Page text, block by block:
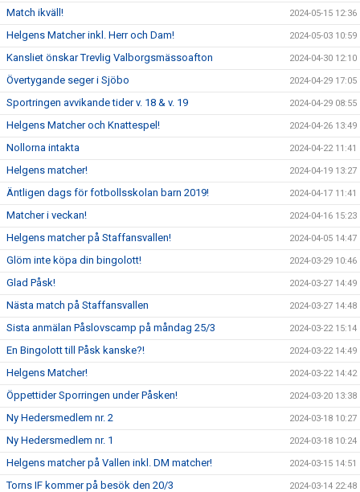
Match ikväll! 2024-05-15 12:36
Helgens Matcher inkl. Herr och Dam! 2024-05-03 10:59
Kansliet önskar Trevlig Valborgsmässoafton 2024-04-30 12:10
Övertygande seger i Sjöbo 2024-04-29 17:05
Sportringen avvikande tider v. 18 & v. 19 2024-04-29 08:55
Helgens Matcher och Knattespel! 2024-04-26 13:49
Nollorna intakta 2024-04-22 11:41
Helgens matcher! 2024-04-19 13:27
Äntligen dags för fotbollsskolan barn 2019! 2024-04-17 11:41
Matcher i veckan! 2024-04-16 15:23
Helgens matcher på Staffansvallen! 2024-04-05 14:47
Glöm inte köpa din bingolott! 2024-03-29 10:46
Glad Påsk! 2024-03-27 14:49
Nästa match på Staffansvallen 2024-03-27 14:48
Sista anmälan Påslovscamp på måndag 25/3 2024-03-22 15:14
En Bingolott till Påsk kanske?! 2024-03-22 14:49
Helgens Matcher! 2024-03-22 14:42
Öppettider Sporringen under Påsken! 2024-03-20 13:38
Ny Hedersmedlem nr. 2 2024-03-18 10:27
Ny Hedersmedlem nr. 1 2024-03-18 10:24
Helgens matcher på Vallen inkl. DM matcher! 2024-03-15 14:51
Torns IF kommer på besök den 20/3 2024-03-14 22:48